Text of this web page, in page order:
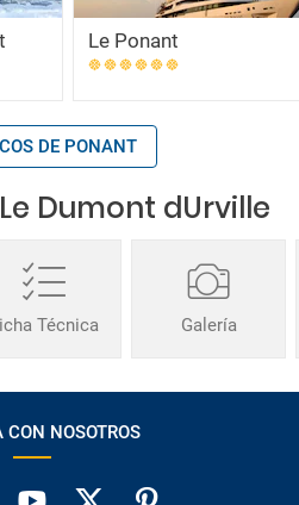
Le Ponant
DE PONANT
Dumont dUrville
Técnica Galería
CON NOSOTROS